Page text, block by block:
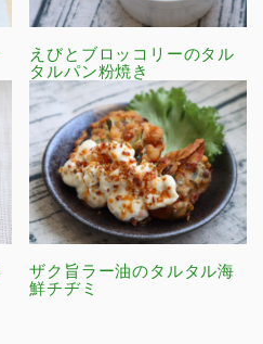
えびとブロッコリーのタル
タルパン粉焼き
ザク旨ラー油のタルタル海
鮮チヂミ